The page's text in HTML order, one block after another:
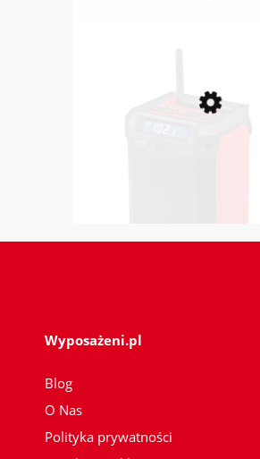
M12 RCDAB+-0 (4933472114)
Wyposażeni.pl
Blog
O Nas
Polityka prywatności